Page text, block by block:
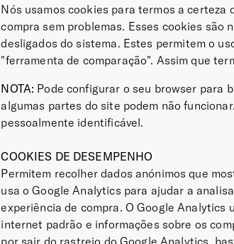
Nós usamos cookies para termos a certeza
compra sem problemas. Esses cookies são
desligados do sistema. Estes permitem o
"ferramenta de comparação". Assim que
NOTA: Pode configurar o seu browser para
algumas partes do site podem não
pessoalmente identificável.
COOKIES DE DESEMPENHO
Permitem recolher dados anónimos que
usa o Google Analytics para ajudar a
experiência de compra. O Google Analytics
internet padrão e informações sobre os
por sair do rastreio do Google Analytics,